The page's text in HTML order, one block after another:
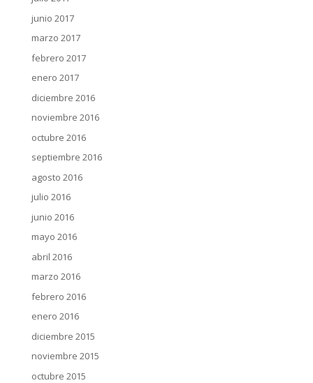
junio 2017
marzo 2017
febrero 2017
enero 2017
diciembre 2016
noviembre 2016
octubre 2016
septiembre 2016
agosto 2016
julio 2016
junio 2016
mayo 2016
abril 2016
marzo 2016
febrero 2016
enero 2016
diciembre 2015
noviembre 2015
octubre 2015